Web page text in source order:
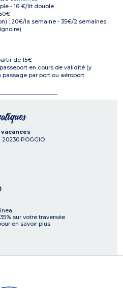
- 16 €/lit double
: 20€/la semaine - 35€/2 semaines
de 15€
en cours de validité (y
passage par port ou aéroport
20230 POGGIO
sur votre traversée
en savoir plus